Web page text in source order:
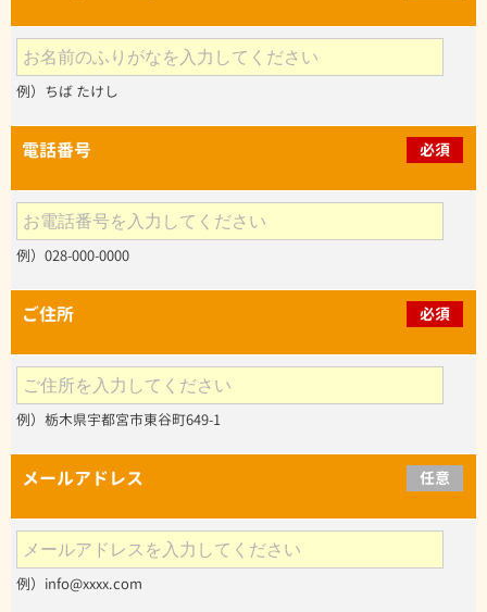
例）ちば たけし
電話番号 必須
例）028-000-0000
ご住所 必須
例）栃木県宇都宮市東谷町649-1
メールアドレス 任意
例）info@xxxx.com